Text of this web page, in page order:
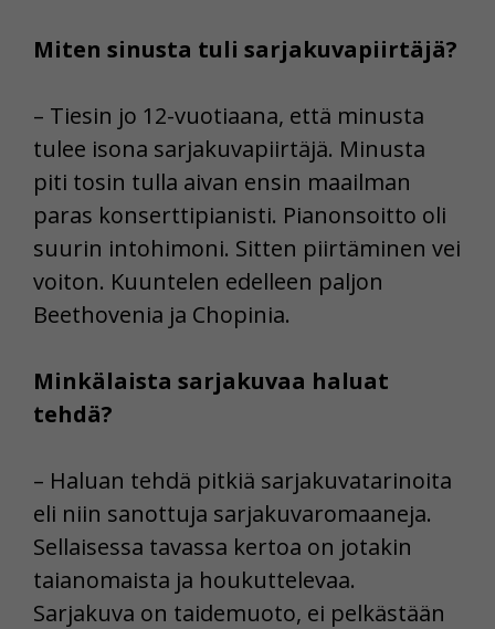
Miten sinusta tuli sarjakuvapiirtäjä?
– Tiesin jo 12-vuotiaana, että minusta
tulee isona sarjakuvapiirtäjä. Minusta
piti tosin tulla aivan ensin maailman
paras konserttipianisti. Pianonsoitto oli
suurin intohimoni. Sitten piirtäminen vei
voiton. Kuuntelen edelleen paljon
Beethovenia ja Chopinia.
Minkälaista sarjakuvaa haluat
tehdä?
– Haluan tehdä pitkiä sarjakuvatarinoita
eli niin sanottuja sarjakuvaromaaneja.
Sellaisessa tavassa kertoa on jotakin
taianomaista ja houkuttelevaa.
Sarjakuva on taidemuoto, ei pelkästään